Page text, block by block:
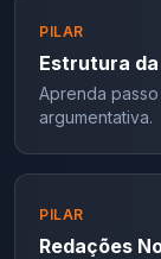
PILAR
Estrutura
Aprenda
argumentativa.
PILAR
Redações